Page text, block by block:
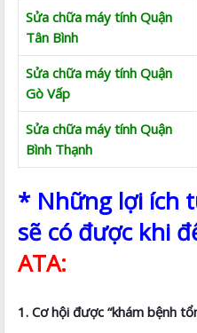
Sửa chữa máy tính Quận
Tân Bình
Sửa chữa máy tính Quận
Gò Vấp
Sửa chữa máy tính Quận
Bình Thạnh
* Những lợi ích
sẽ có được khi
ATA:
1. Cơ hội được “khám bệnh